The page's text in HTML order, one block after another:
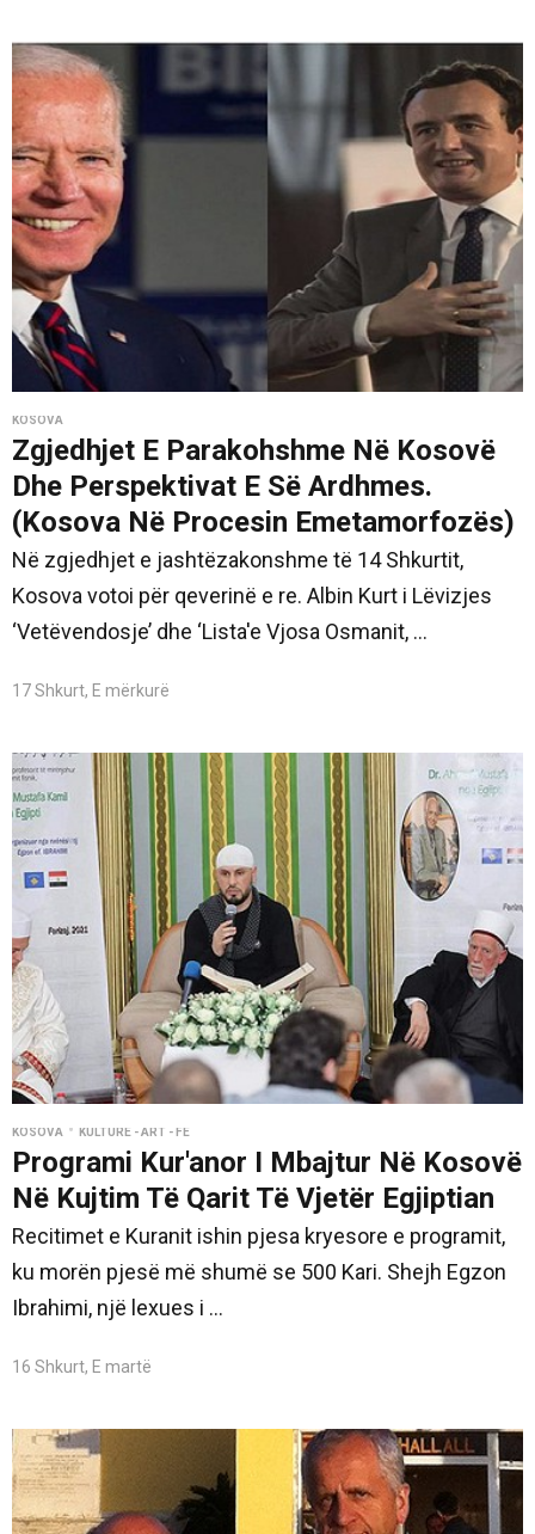
KOSOVA
Zgjedhjet E Parakohshme Në Kosovë
Dhe Perspektivat E Së Ardhmes.
(Kosova Në Procesin Emetamorfozës)
Në zgjedhjet e jashtëzakonshme të 14 Shkurtit,
Kosova votoi për qeverinë e re. Albin Kurt i Lëvizjes
‘Vetëvendosje’ dhe ‘Lista'e Vjosa Osmanit, ...
17 Shkurt, E mërkurë
KOSOVA • KULTURË - ART - FE
Programi Kur'anor I Mbajtur Në Kosovë
Në Kujtim Të Qarit Të Vjetër Egjiptian
Recitimet e Kuranit ishin pjesa kryesore e programit,
ku morën pjesë më shumë se 500 Kari. Shejh Egzon
Ibrahimi, një lexues i ...
16 Shkurt, E martë